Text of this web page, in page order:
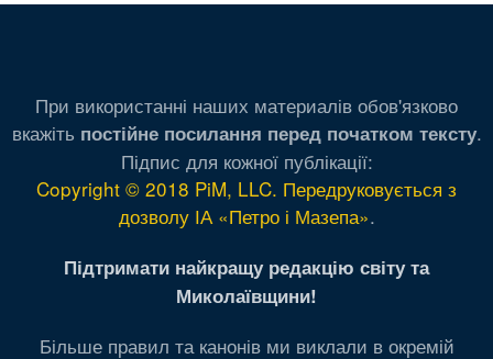
При використанні наших материалів обов'язково
вкажіть постійне посилання перед початком тексту.
Підпис для кожної публікації:
Copyright © 2018 PiM, LLC. Передруковується з
дозволу ІА «Петро і Мазепа».
Підтримати найкращу редакцію світу та
Миколаївщини!
Більше правил та канонів ми виклали в окремій